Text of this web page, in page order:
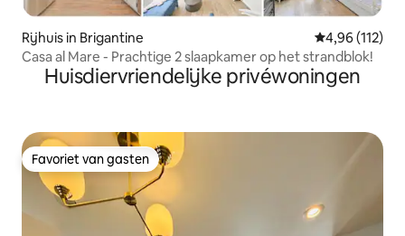
Rijhuis in Brigantine Gemiddelde
4,96 (112)
Casa al Mare - Prachtige 2 slaapkamer op het strandblok!
Huisdiervriendelijke privéwoningen
Favoriet van gasten
Favoriet van gasten